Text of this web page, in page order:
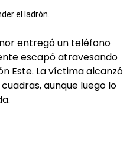
el ladrón.
entregó un teléfono
escapó atravesando
Este. La víctima alcanzó
aunque luego lo